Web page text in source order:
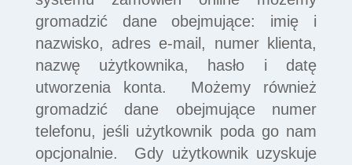
gromadzić dane obejmujące: imię i
nazwisko, adres e-mail, numer klienta,
nazwę użytkownika, hasło i datę
utworzenia konta. Możemy również
gromadzić dane obejmujące numer
telefonu, jeśli użytkownik poda go nam
opcjonalnie. Gdy użytkownik uzyskuje